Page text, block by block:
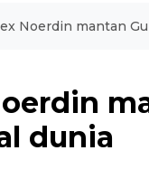
Noerdin mantan
dunia